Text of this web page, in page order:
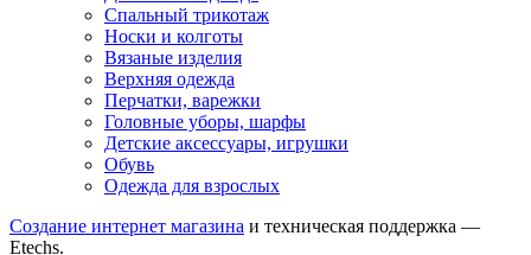
Спальный трикотаж
Носки и колготы
Вязаные изделия
Верхняя одежда
Перчатки, варежки
Головные уборы, шарфы
Детские аксессуары, игрушки
Обувь
Одежда для взрослых
Создание интернет магазина и техническая поддержка —
Etechs.